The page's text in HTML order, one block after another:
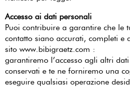
Accesso ai dati personali
Puoi contribuire a garantire che le
contatto siano accurati, completi e
sito www.bibigraetz.com :
garantiremo l’accesso agli altri
conservati e te ne forniremo una
eseguire qualsiasi operazione